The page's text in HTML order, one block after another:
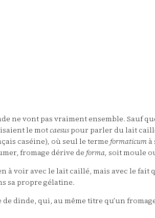
ne vont pas vraiment ensemble. Sauf
le motcaesuspour parler du lait
caséine), où seul le termeformaticum à
fromage dérive deforma, soit moule
à voir avec le lait caillé, mais avec le
sa propre gélatine.
dinde, qui, au même titre qu’un